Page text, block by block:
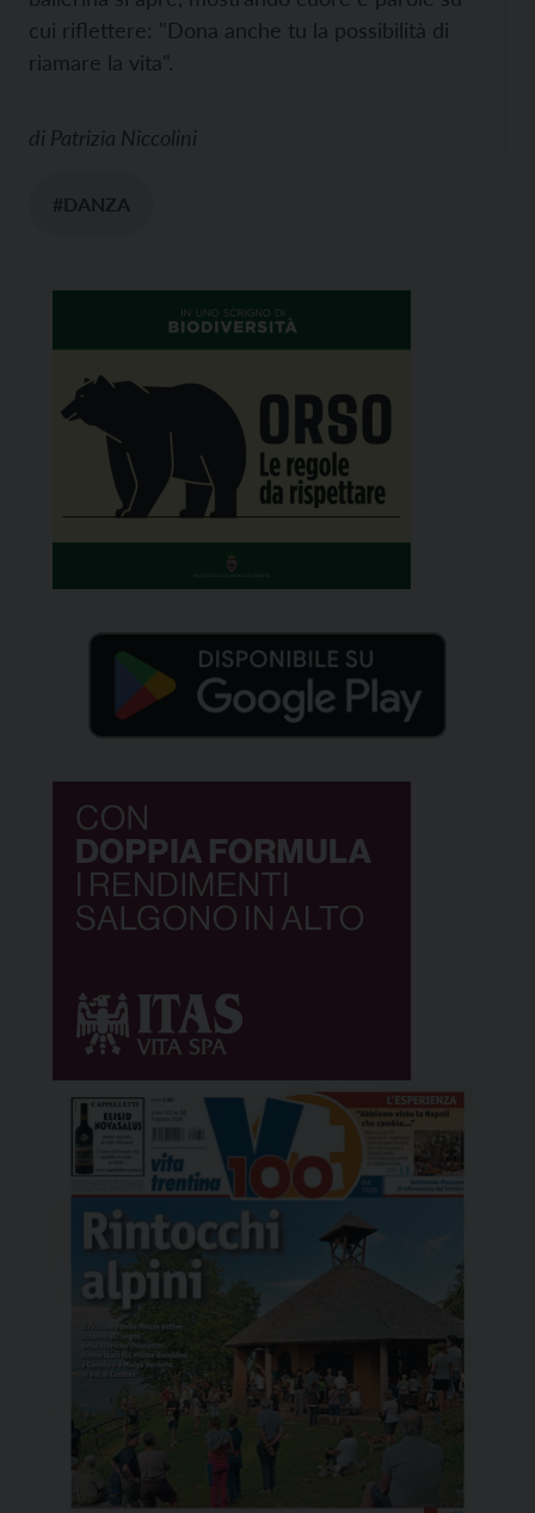
cui riflettere: "Dona anche tu la possibilità di
riamare la vita".
di Patrizia Niccolini
#DANZA